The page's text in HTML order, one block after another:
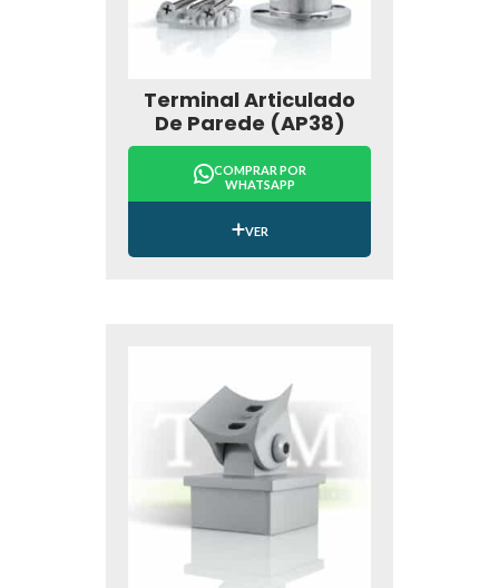
Terminal Articulado
De Parede (AP38)
COMPRAR POR
WHATSAPP
VER